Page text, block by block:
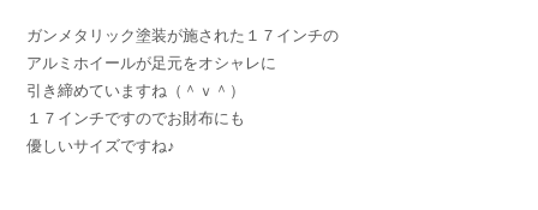
ガンメタリック塗装が施された１７インチの
アルミホイールが足元をオシャレに
引き締めていますね（＾ｖ＾）
１７インチですのでお財布にも
優しいサイズですね♪